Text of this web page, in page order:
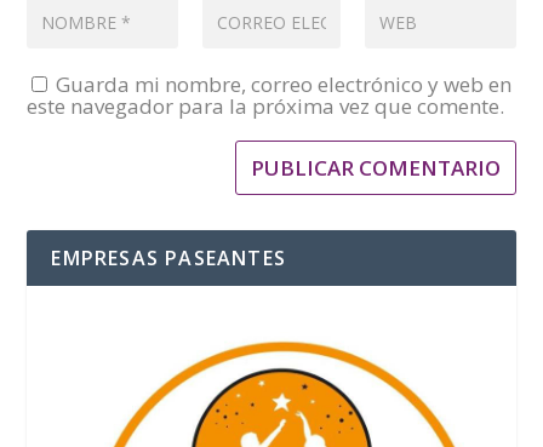
Guarda mi nombre, correo electrónico y web en
este navegador para la próxima vez que comente.
EMPRESAS PASEANTES